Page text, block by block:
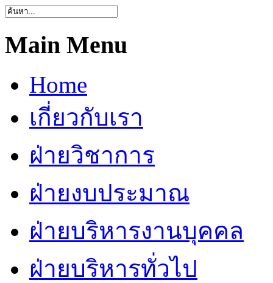
Main Menu
Home
เกี่ยวกับเรา
ฝ่ายวิชาการ
ฝ่ายงบประมาณ
ฝ่ายบริหารงานบุคคล
ฝ่ายบริหารทั่วไป